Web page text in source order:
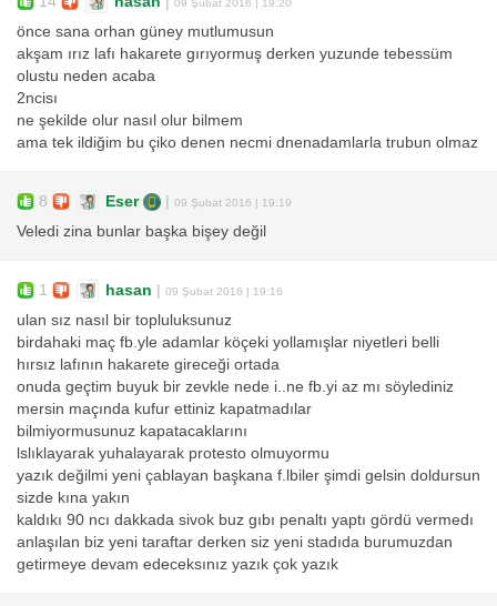
09 Şubat 2016 | 19:20
önce sana orhan güney mutlumusun
akşam ırız lafı hakarete gırıyormuş derken yuzunde tebessüm
olustu neden acaba
2ncisı
ne şekilde olur nasıl olur bilmem
ama tek ildiğim bu çiko denen necmi dnenadamlarla trubun olmaz
8 Eser 09 Şubat 2016 | 19:19
Veledi zina bunlar başka bişey değil
1 hasan 09 Şubat 2016 | 19:16
ulan sız nasıl bir topluluksunuz
birdahaki maç fb.yle adamlar köçeki yollamışlar niyetleri belli
hırsız lafının hakarete gireceği ortada
onuda geçtim buyuk bir zevkle nede i..ne fb.yi az mı söylediniz
mersin maçında kufur ettiniz kapatmadılar
bilmiyormusunuz kapatacaklarını
lslıklayarak yuhalayarak protesto olmuyormu
yazık değilmi yeni çablayan başkana f.lbiler şimdi gelsin doldursun
sizde kına yakın
kaldıkı 90 ncı dakkada sivok buz gıbı penaltı yaptı gördü vermedı
anlaşılan biz yeni taraftar derken siz yeni stadıda burumuzdan
getirmeye devam edeceksınız yazık çok yazık